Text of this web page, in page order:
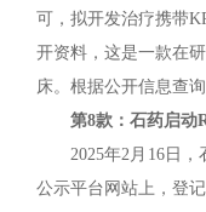
可，拟开发治疗携带
开资料，这是一款在
床。根据公开信息查
第8款：石药启动
2025年2月16日
公示平台网站上，登